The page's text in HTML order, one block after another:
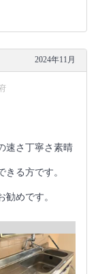
2024年11月
速さ丁寧さ素晴
る方です。
めです。